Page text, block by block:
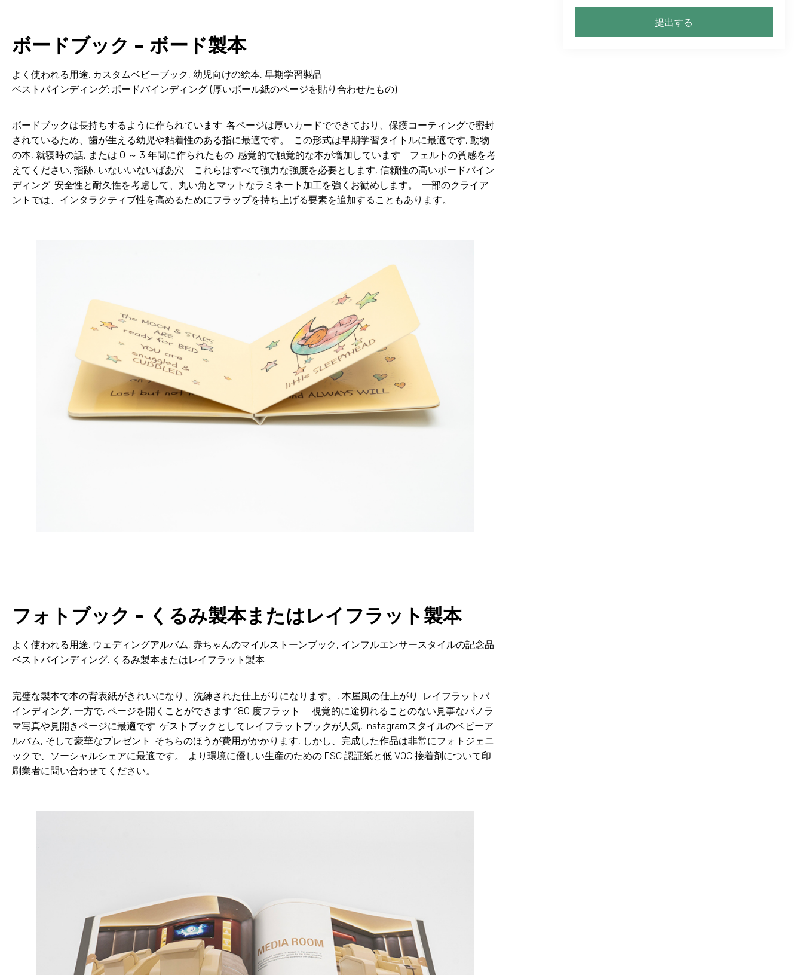
ボードブック – ボード製本
よく使われる用途: カスタムベビーブック, 幼児向けの絵本, 早期学習製品
ベストバインディング: ボードバインディング (厚いボール紙のページを貼り合わせたもの)
ボードブックは長持ちするように作られています. 各ページは厚いカードでできており、保護コーティングで密封
されているため、歯が生える幼児や粘着性のある指に最適です。. この形式は早期学習タイトルに最適です, 動物
の本, 就寝時の話, または 0 ～ 3 年間に作られたもの. 感覚的で触覚的な本が増加しています - フェルトの質感を考
えてください, 指跡, いないいないばあ穴 - これらはすべて強力な強度を必要とします, 信頼性の高いボードバイン
ディング. 安全性と耐久性を考慮して、丸い角とマットなラミネート加工を強くお勧めします。. 一部のクライア
ントでは、インタラクティブ性を高めるためにフラップを持ち上げる要素を追加することもあります。.
フォトブック - くるみ製本またはレイフラット製本
よく使われる用途: ウェディングアルバム, 赤ちゃんのマイルストーンブック, インフルエンサースタイルの記念品
ベストバインディング: くるみ製本またはレイフラット製本
完璧な製本で本の背表紙がきれいになり、洗練された仕上がりになります。, 本屋風の仕上がり. レイフラットバ
インディング, 一方で, ページを開くことができます 180 度フラット — 視覚的に途切れることのない見事なパノラ
マ写真や見開きページに最適です. ゲストブックとしてレイフラットブックが人気, Instagramスタイルのベビーア
ルバム, そして豪華なプレゼント. そちらのほうが費用がかかります, しかし、完成した作品は非常にフォトジェニ
ックで、ソーシャルシェアに最適です。. より環境に優しい生産のための FSC 認証紙と低 VOC 接着剤について印
刷業者に問い合わせてください。.
提出する